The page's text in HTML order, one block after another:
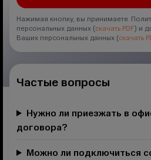
Нажимая кнопку, вы принимаете
персональных данных (скачать PDF) и
Ваших персональных данных (скачать
Частые вопросы
Нужно ли приезжать в
договора?
Можно ли подключиться